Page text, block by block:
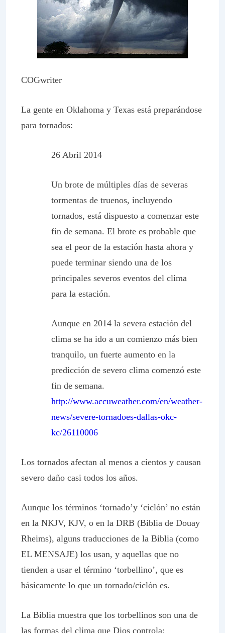
COGwriter
La gente en Oklahoma y Texas está preparándose
para tornados:
26 Abril 2014
Un brote de múltiples días de severas
tormentas de truenos, incluyendo
tornados, está dispuesto a comenzar este
fin de semana. El brote es probable que
sea el peor de la estación hasta ahora y
puede terminar siendo una de los
principales severos eventos del clima
para la estación.
Aunque en 2014 la severa estación del
clima se ha ido a un comienzo más bien
tranquilo, un fuerte aumento en la
predicción de severo clima comenzó este
fin de semana.
http://www.accuweather.com/en/weather-
news/severe-tornadoes-dallas-okc-
kc/26110006
Los tornados afectan al menos a cientos y causan
severo daño casi todos los años.
Aunque los términos ‘tornado’y ‘ciclón’ no están
en la NKJV, KJV, o en la DRB (Biblia de Douay
Rheims), alguns traducciones de la Biblia (como
EL MENSAJE) los usan, y aquellas que no
tienden a usar el término ‘torbellino’, que es
básicamente lo que un tornado/ciclón es.
La Biblia muestra que los torbellinos son una de
las formas del clima que Dios controla: